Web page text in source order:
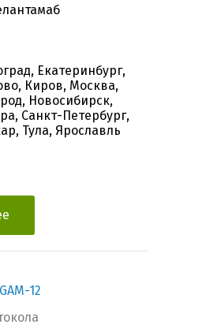
Екатеринбург,
Киров, Москва,
Новосибирск,
Санкт-Петербург,
Тула, Ярославль
12